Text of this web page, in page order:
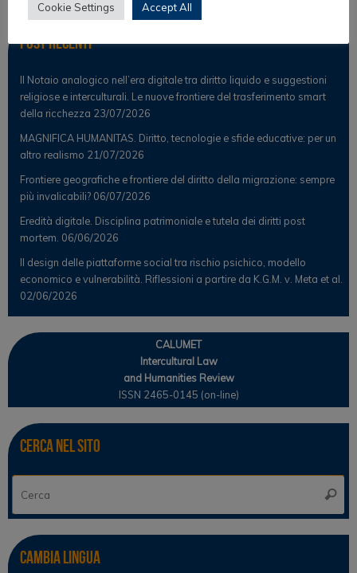
Post Recenti
Il Notaio analogico nell’era digitale tra diritto liquido e suggestioni
religiose e interculturali. Le nuove frontiere del trasferimento smart
della ricchezza 23/07/2026
MAGNIFICA HUMANITAS. Diritto, tecnologie e sfide educative: per un
altro realismo 21/07/2026
Frontiere geografiche e frontiere del diritto della migrazione: sempre
più invalicabili? 06/07/2026
Eredità digitale. Disciplina patrimoniale e tutela dei diritti post
mortem. 06/06/2026
Il design delle piattaforme social tra rischio psichico, modello
economico e vulnerabilità. Riflessioni a partire da K.G.M. v. Meta et al.
02/06/2026
CALUMET
Intercultural Law
and Humanities Review
ISSN 2465-0145 (on-line)
Cerca nel sito
Cerca
Cambia lingua
Cookie Settings Accept All